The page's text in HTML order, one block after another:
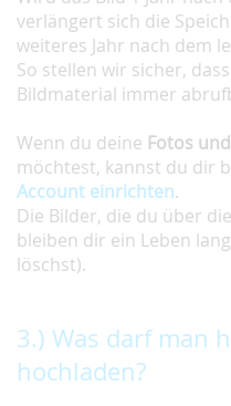
verlängert sich die
weiteres Jahr nach dem
So stellen wir sicher,
Bildmaterial immer
Wenn du deine Fotos
möchtest, kannst du dir
Account einrichten.
Die Bilder, die du über
bleiben dir ein Leben
löschst).
3.) Was darf man
hochladen?